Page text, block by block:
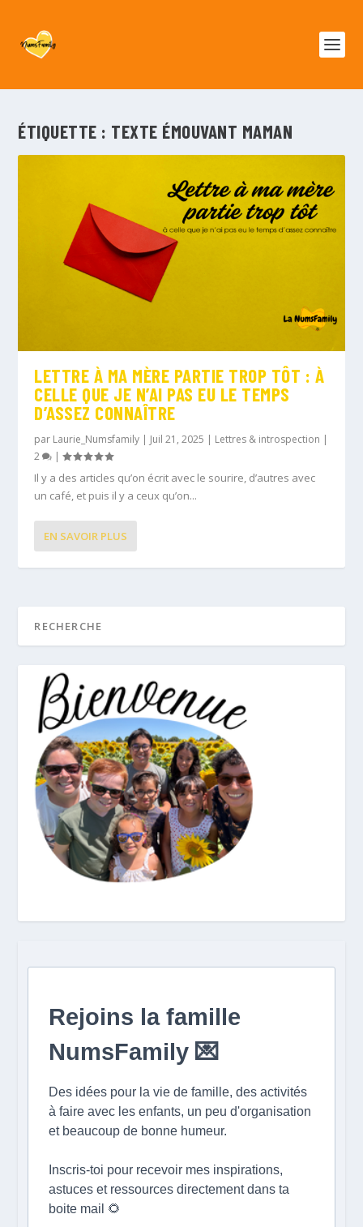
ÉTIQUETTE : TEXTE ÉMOUVANT MAMAN
LETTRE À MA MÈRE PARTIE TROP TÔT : À
CELLE QUE JE N’AI PAS EU LE TEMPS
D’ASSEZ CONNAÎTRE
par Laurie_Numsfamily | Juil 21, 2025 | Lettres & introspection |
2
|
Il y a des articles qu’on écrit avec le sourire, d’autres avec
un café, et puis il y a ceux qu’on...
EN SAVOIR PLUS
Rejoins la famille
NumsFamily 💌
Des idées pour la vie de famille, des activités
à faire avec les enfants, un peu d'organisation
et beaucoup de bonne humeur.
Inscris-toi pour recevoir mes inspirations,
astuces et ressources directement dans ta
boite mail 🌻